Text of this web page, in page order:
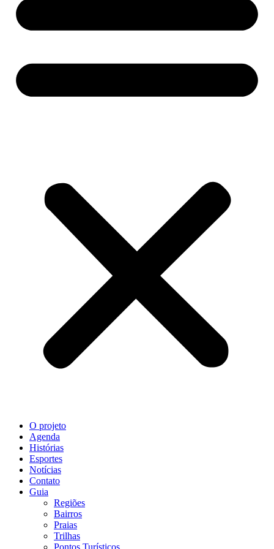
O projeto
Agenda
Histórias
Esportes
Notícias
Contato
Guia
Regiões
Bairros
Praias
Trilhas
Pontos Turísticos